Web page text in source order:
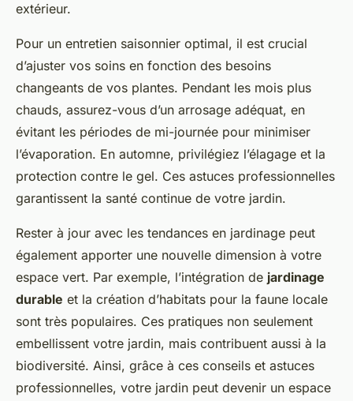
extérieur.
Pour un entretien saisonnier optimal, il est crucial
d’ajuster vos soins en fonction des besoins
changeants de vos plantes. Pendant les mois plus
chauds, assurez-vous d’un arrosage adéquat, en
évitant les périodes de mi-journée pour minimiser
l’évaporation. En automne, privilégiez l’élagage et la
protection contre le gel. Ces astuces professionnelles
garantissent la santé continue de votre jardin.
Rester à jour avec les tendances en jardinage peut
également apporter une nouvelle dimension à votre
espace vert. Par exemple, l’intégration de jardinage
durable et la création d’habitats pour la faune locale
sont très populaires. Ces pratiques non seulement
embellissent votre jardin, mais contribuent aussi à la
biodiversité. Ainsi, grâce à ces conseils et astuces
professionnelles, votre jardin peut devenir un espace